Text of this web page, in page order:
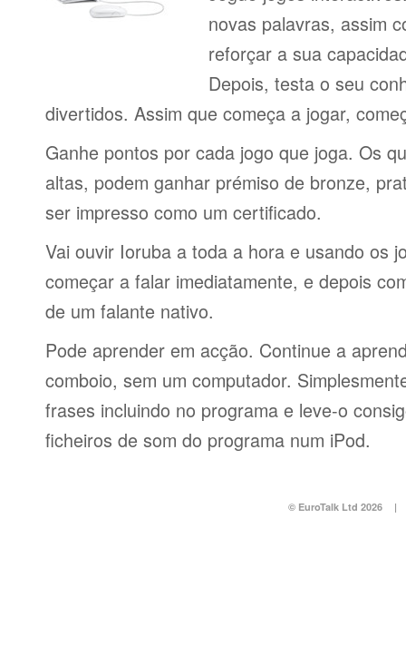
novas palavras, assim
reforçar a sua
Depois, testa o seu
divertidos. Assim que começa a jogar,
Ganhe pontos por cada jogo que joga. Os
altas, podem ganhar prémiso de bronze,
ser impresso como um certificado.
Vai ouvir Ioruba a toda a hora e usando os
começar a falar imediatamente, e depois
de um falante nativo.
Pode aprender em acção. Continue a
comboio, sem um computador.
frases incluindo no programa e leve-o
ficheiros de som do programa num iPod.
© EuroTalk Ltd 2026 |